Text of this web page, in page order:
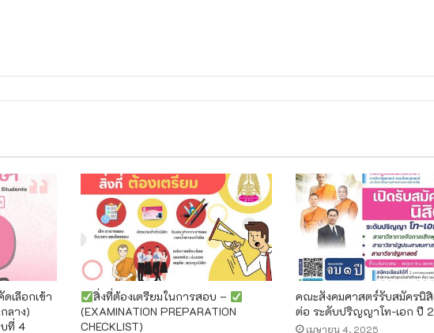
เลือกเข้า
ลาง)
ที่ 4
สิ่งที่ต้องเตรียมในการสอบ –
(EXAMINATION PREPARATION
CHECKLIST)
คณะสังคมศาสตร์รับสมัครนิสิ
ต่อ ระดับปริญญาโท-เอก ปี
เมษายน 4, 2025